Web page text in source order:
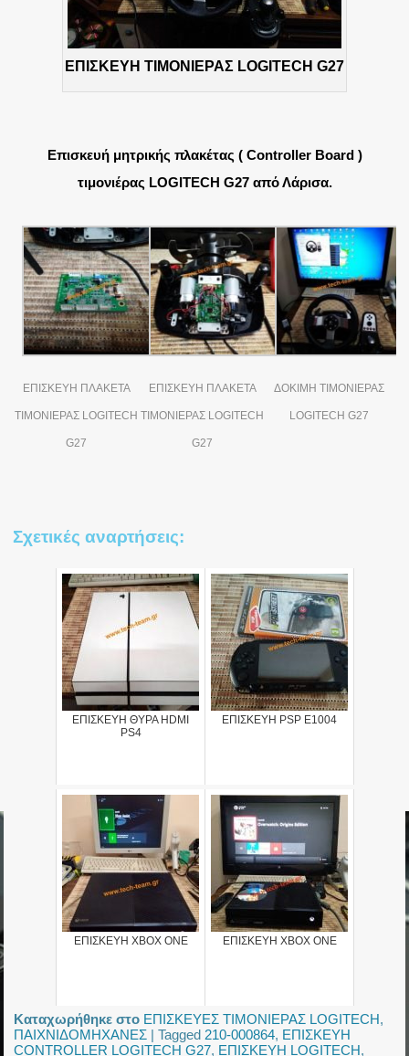
ΕΠΙΣΚΕΥΗ ΤΙΜΟΝΙΕΡΑΣ LOGITECH G27
Eπισκευή μητρικής πλακέτας ( Controller Board )
τιμονιέρας LOGITECH G27 από Λάρισα.
ΕΠΙΣΚΕΥΗ ΠΛΑΚΕΤΑ
ΤΙΜΟΝΙΕΡΑΣ LOGITECH
G27
ΕΠΙΣΚΕΥΗ ΠΛΑΚΕΤΑ
ΤΙΜΟΝΙΕΡΑΣ LOGITECH
G27
ΔΟΚΙΜΗ ΤΙΜΟΝΙΕΡΑΣ
LOGITECH G27
Σχετικές αναρτήσεις:
ΕΠΙΣΚΕΥΗ ΘΥΡΑ HDMI
PS4
ΕΠΙΣΚΕΥΗ PSP E1004
ΕΠΙΣΚΕΥΗ XBOX ONE ΕΠΙΣΚΕΥΗ XBOX ONE
Καταχωρήθηκε στο ΕΠΙΣΚΕΥΕΣ ΤΙΜΟΝΙΕΡΑΣ LOGITECH,
ΠΑΙΧΝΙΔΟΜΗΧΑΝΕΣ |Tagged 210-000864, ΕΠΙΣΚΕΥΗ
CONTROLLER LOGITECH G27, ΕΠΙΣΚΕΥΗ LOGITECH,